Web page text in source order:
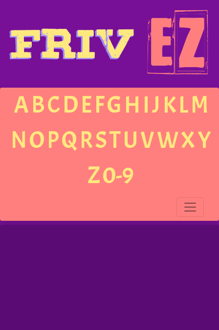
ABCDEFGH IJ KLM
NOPQRSTUVWXY
Z0-9